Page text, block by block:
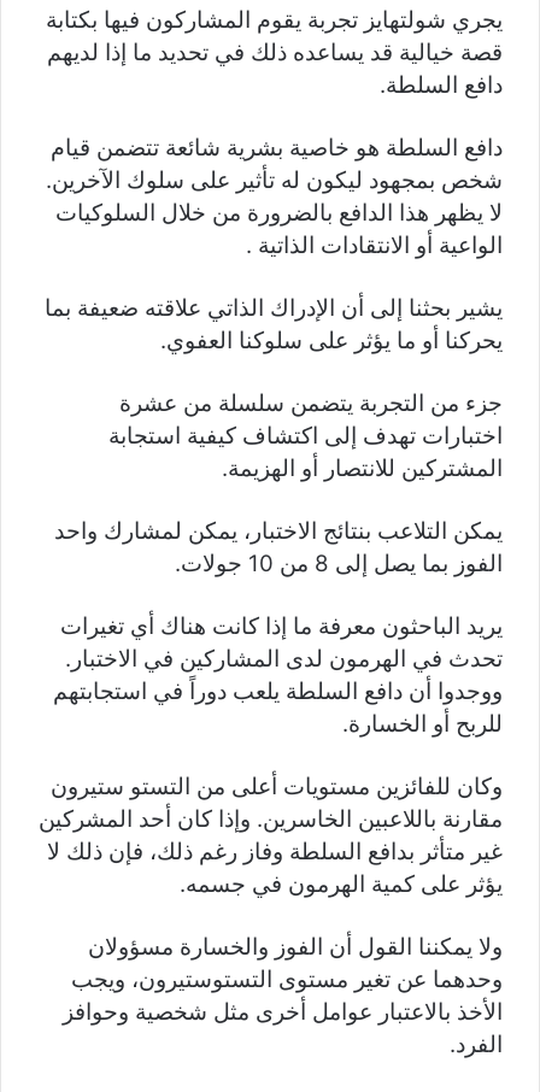
يجري شولتهايز تجربة يقوم المشاركون فيها بكتابة
قصة خيالية قد يساعده ذلك في تحديد ما إذا لديهم
دافع السلطة.
دافع السلطة هو خاصية بشرية شائعة تتضمن قيام
شخص بمجهود ليكون له تأثير على سلوك الآخرين.
لا يظهر هذا الدافع بالضرورة من خلال السلوكيات
الواعية أو الانتقادات الذاتية .
يشير بحثنا إلى أن الإدراك الذاتي علاقته ضعيفة بما
يحركنا أو ما يؤثر على سلوكنا العفوي.
جزء من التجربة يتضمن سلسلة من عشرة
اختبارات تهدف إلى اكتشاف كيفية استجابة
المشتركين للانتصار أو الهزيمة.
يمكن التلاعب بنتائج الاختبار، يمكن لمشارك واحد
الفوز بما يصل إلى 8 من 10 جولات.
يريد الباحثون معرفة ما إذا كانت هناك أي تغيرات
تحدث في الهرمون لدى المشاركين في الاختبار.
ووجدوا أن دافع السلطة يلعب دوراً في استجابتهم
للربح أو الخسارة.
وكان للفائزين مستويات أعلى من التستو ستيرون
مقارنة باللاعبين الخاسرين. وإذا كان أحد المشركين
غير متأثر بدافع السلطة وفاز رغم ذلك، فإن ذلك لا
يؤثر على كمية الهرمون في جسمه.
ولا يمكننا القول أن الفوز والخسارة مسؤولان
وحدهما عن تغير مستوى التستوستيرون، ويجب
الأخذ بالاعتبار عوامل أخرى مثل شخصية وحوافز
الفرد.